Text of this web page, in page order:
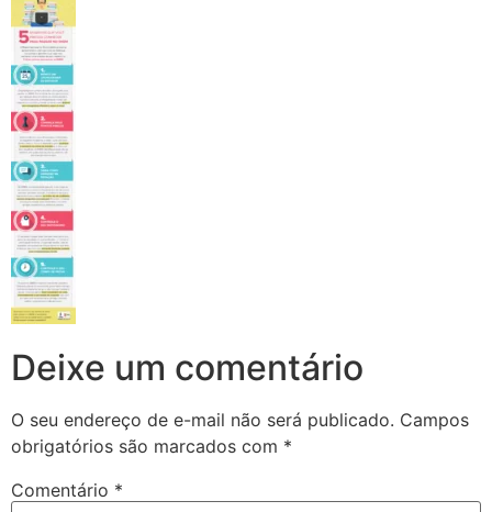
Deixe um comentário
O seu endereço de e-mail não será publicado. Campos
obrigatórios são marcados com *
Comentário *